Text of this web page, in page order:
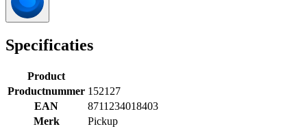
Specificaties
Product
Productnummer 152127
EAN
8711234018403
Merk
Pickup